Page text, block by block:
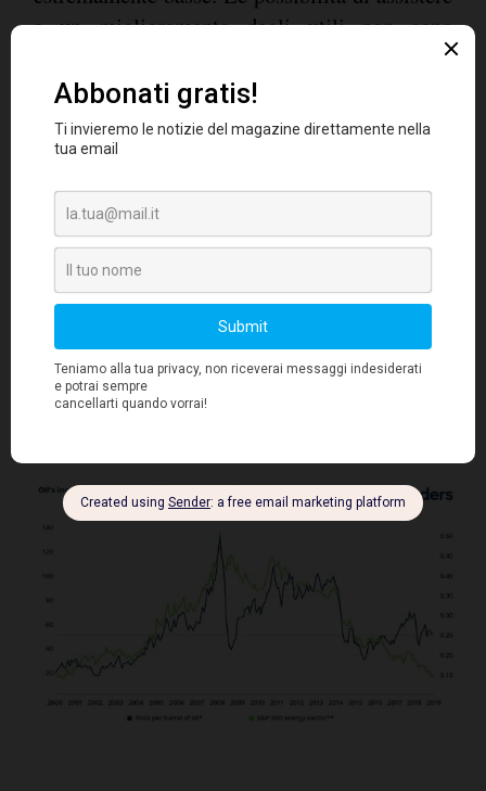
a un miglioramento degli utili non sono
promettenti e gli investitori vogliono investire
in società che abbiano prospettive positive per
gli utili.